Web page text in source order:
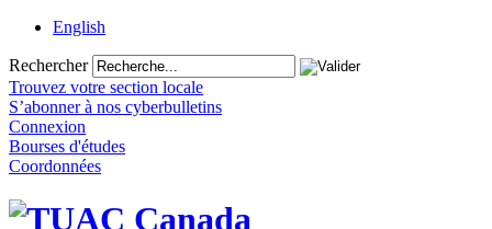
English
Rechercher
Trouvez votre section locale
S’abonner à nos cyberbulletins
Connexion
Bourses d'études
Coordonnées